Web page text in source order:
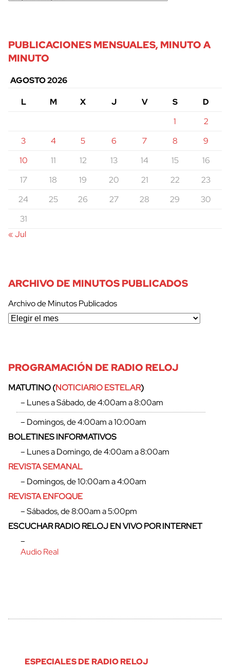
cerrar
PUBLICACIONES MENSUALES, MINUTO A
MINUTO
AGOSTO 2026
L
M X J V S
D
1
2
3
4 5 6 7 8
9
10
11 12 13 14 15
16
17
18 19 20 21 22
23
24
25 26 27 28 29
30
31
« Jul
ARCHIVO DE MINUTOS PUBLICADOS
Archivo de Minutos Publicados
PROGRAMACIÓN DE RADIO RELOJ
MATUTINO (NOTICIARIO ESTELAR)
– Lunes a Sábado, de 4:00am a 8:00am
– Domingos, de 4:00am a 10:00am
BOLETINES INFORMATIVOS
– Lunes a Domingo, de 4:00am a 8:00am
REVISTA SEMANAL
– Domingos, de 10:00am a 4:00am
REVISTA ENFOQUE
– Sábados, de 8:00am a 5:00pm
ESCUCHAR RADIO RELOJ EN VIVO POR INTERNET
–
Audio Real
ESPECIALES DE RADIO RELOJ